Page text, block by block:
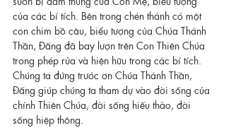
của các bí tích. Bên trong chén thánh có một
con chim bồ câu, biểu tượng của Chúa Thánh
Thần, Đấng đã bay lượn trên Con Thiên Chúa
trong phép rửa và hiện hữu trong các bí tích.
Chúng ta đứng trước ơn Chúa Thánh Thần,
Đấng giúp chúng ta tham dự vào đời sống của
chính Thiên Chúa, đời sống hiếu thảo, đời
sống hiệp thông.